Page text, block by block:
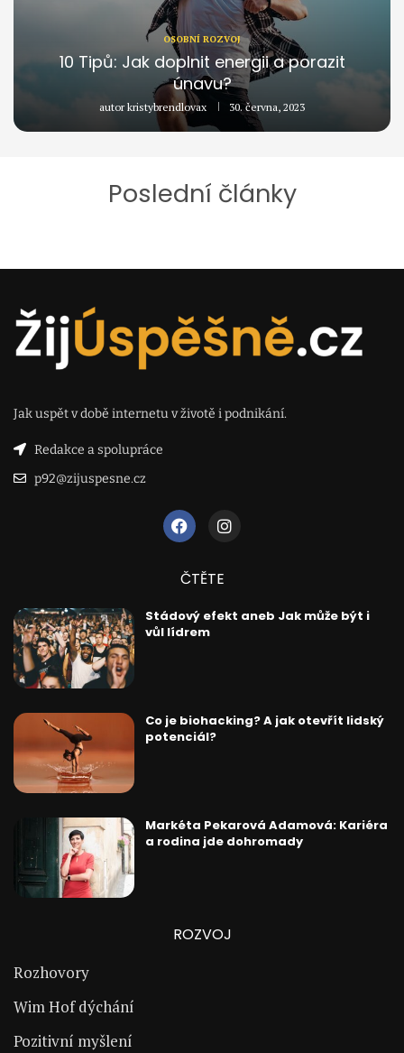
OSOBNÍ ROZVOJ
10 Tipů: Jak doplnit energii a porazit
únavu?
autorkristybrendlovax 30. června, 2023
Poslední články
Jak uspět v době internetu v životě i podnikání.
Redakce a spolupráce
p92@zijuspesne.cz
ČTĚTE
Stádový efekt aneb Jak může být i
vůl lídrem
Co je biohacking? A jak otevřít lidský
potenciál?
Markéta Pekarová Adamová: Kariéra
a rodina jde dohromady
ROZVOJ
Rozhovory
Wim Hof dýchání
Pozitivní myšlení